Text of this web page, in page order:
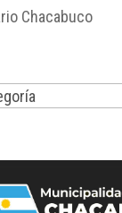
Chacabuco